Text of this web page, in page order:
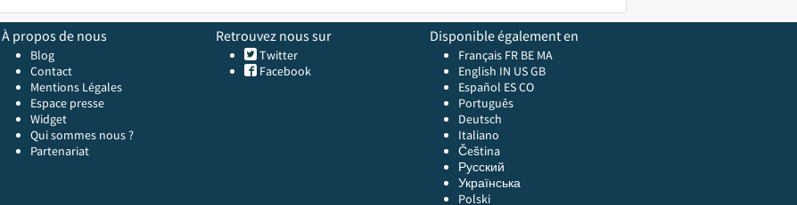
À propos de nous
Blog
Contact
Mentions Légales
Espace presse
Widget
Qui sommes nous ?
Partenariat
Retrouvez nous sur
Twitter
Facebook
Disponible également en
Français FR BE MA
English IN USGB
Español ESCO
Português
Deutsch
Italiano
Čeština
Русский
Українська
Polski